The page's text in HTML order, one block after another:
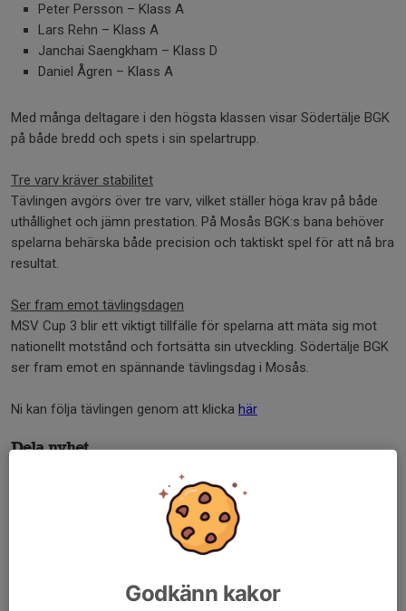
Peter Persson – Klass A
Lars Rehn – Klass A
Janchai Saengkham – Klass D
Daniel Ågren – Klass A
Med många deltagare i den högsta klassen visar Södertälje BGK
på både bredd och spets i sin spelartrupp.
Tre varv kräver stabilitet
Tävlingen avgörs över tre varv, vilket ställer höga krav på både
uthållighet och jämn prestation. På Mosås BGK:s bana behöver
spelarna behärska både precision och taktiskt spel för att nå bra
resultat.
Ser fram emot tävlingsdagen
MSV Cup 3 blir ett viktigt tillfälle för spelarna att mäta sig mot
nationellt motstånd och fortsätta sin utveckling. Södertälje BGK
ser fram emot en spännande tävlingsdag i Mosås.
Ni kan följa tävlingen genom att klicka här
Dela nyhet
Godkänn kakor